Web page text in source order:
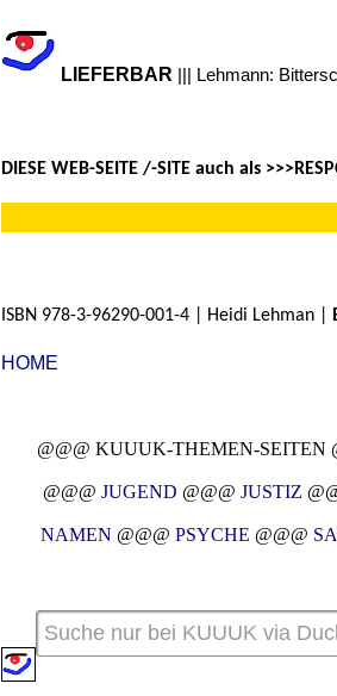
LIEFERBAR ||| Lehmann:
DIESE WEB-SEITE /-SITE auch als
ISBN 978-3-96290-001-4 | Heidi Lehman |
HOME
@@@ KUUUK-THEMEN-SEITEN
@@@ JUGEND @@@ JUSTIZ
NAMEN @@@ PSYCHE @@@